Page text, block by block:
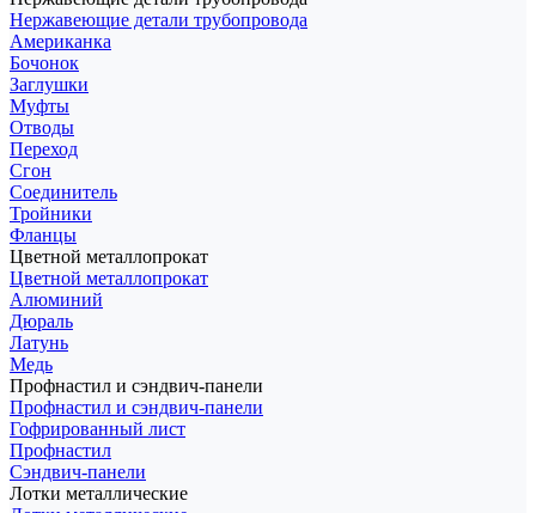
Нержавеющие детали трубопровода
Американка
Бочонок
Заглушки
Муфты
Отводы
Переход
Сгон
Соединитель
Тройники
Фланцы
Цветной металлопрокат
Цветной металлопрокат
Алюминий
Дюраль
Латунь
Медь
Профнастил и сэндвич-панели
Профнастил и сэндвич-панели
Гофрированный лист
Профнастил
Сэндвич-панели
Лотки металлические